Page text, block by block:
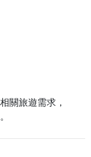
關旅遊需求，